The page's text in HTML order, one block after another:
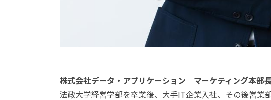
株式会社データ・アプリケーション マーケティング本部
法政大学経営学部を卒業後、大手IT企業入社、その後営業